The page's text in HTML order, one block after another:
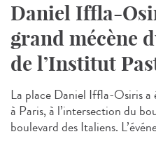
Daniel Iffla-
grand mécène
de l’Institut
La place Daniel Iffla-Osiris a
à Paris, à l’intersection du
boulevard des Italiens.